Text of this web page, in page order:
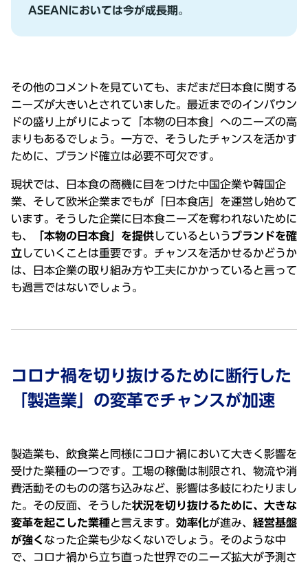
ASEANにおいては今が成⻑期。
その他のコメントを⾒ていても、まだまだ⽇本⾷に関する
ニーズが⼤きいとされていました。最近までのインバウン
ドの盛り上がりによって「本物の⽇本⾷」へのニーズの⾼
まりもあるでしょう。⼀⽅で、そうしたチャンスを活かす
ために、ブランド確⽴は必要不可⽋です。
現状では、⽇本⾷の商機に⽬をつけた中国企業や韓国企
業、そして欧⽶企業までもが「⽇本⾷店」を運営し始めて
います。そうした企業に⽇本⾷ニーズを奪われないために
も、
「本物の⽇本⾷」を提供しているというブランドを確
⽴ していくことは重要です。チャンスを活かせるかどうか
は、⽇本企業の取り組み⽅や⼯夫にかかっていると⾔って
も過⾔ではないでしょう。
コロナ禍を切り抜けるために断⾏した
「製造業」の変⾰でチャンスが加速
製造業も、飲⾷業と同様にコロナ禍において⼤きく影響を
受けた業種の⼀つです。⼯場の稼働は制限され、物流や消
費活動そのものの落ち込みなど、影響は多岐にわたりまし
た。その反⾯、そうした状況を切り抜けるために、⼤きな
変⾰を起こした業種と⾔えます。 効率化が進み、 経営基盤
が強く なった企業も少なくないでしょう。そのような中
で、コロナ禍から⽴ち直った世界でのニーズ拡⼤が予測さ